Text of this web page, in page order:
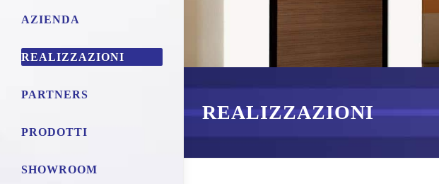
AZIENDA
REALIZZAZIONI
PARTNERS
PRODOTTI
SHOWROOM
REALIZZAZIONI